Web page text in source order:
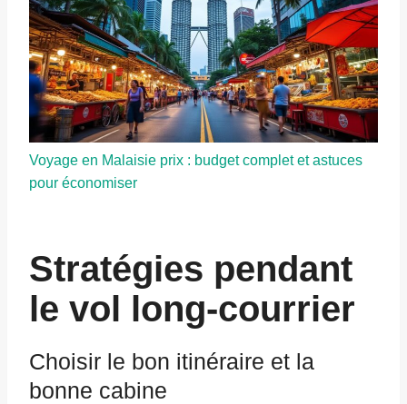
Voyage en Malaisie prix : budget complet et astuces
pour économiser
Stratégies pendant
le vol long-courrier
Choisir le bon itinéraire et la
bonne cabine